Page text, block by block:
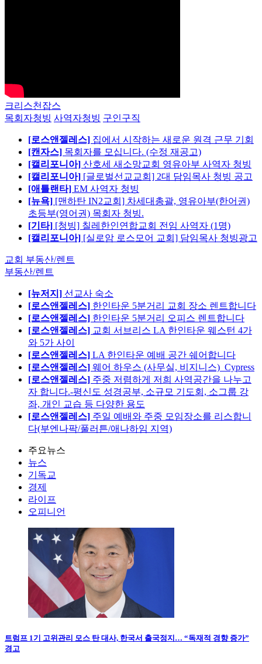
크리스천잡스
목회자청빙 사역자청빙 구인구직
[로스앤젤레스] 집에서 시작하는 새로운 원격 근무 기회
[캔자스] 목회자를 모십니다. (수정 재공고)
[캘리포니아] 산호세 새소망교회 영유아부 사역자 청빙
[캘리포니아] [글로벌선교교회] 2대 담임목사 청빙 공고
[애틀랜타] EM 사역자 청빙
[뉴욕] [맨하탄 IN2교회] 차세대총괄, 영유아부(한어권)
초등부(영어권) 목회자 청빙.
[기타] [청빙] 칠레한인연합교회 전임 사역자 (1명)
[캘리포니아] [실로암 로스모어 교회] 담임목사 청빙광고
교회 부동산/렌트
부동산/렌트
[뉴저지] 선교사 숙소
[로스앤젤레스] 한인타운 5분거리 교회 장소 렌트합니다
[로스앤젤레스] 한인타운 5분거리 오피스 렌트합니다
[로스앤젤레스] 교회 서브리스 LA 한인타운 웨스턴 4가
와 5가 사이
[로스앤젤레스] LA 한인타운 예배 공간 쉐어합니다
[로스앤젤레스] 웨어 하우스 (사무실, 비지니스)_Cypress
[로스앤젤레스] 주중 저렴하게 저희 사역공간을 나누고
자 합니다.-평신도 성경공부, 소규모 기도회, 소그룹 강
좌, 개인 교습 등 다양한 용도
[로스앤젤레스] 주일 예배와 주중 모임장소를 리스합니
다(부엔나팍/풀러튼/애나하임 지역)
주요뉴스
뉴스
기독교
경제
라이프
오피니언
트럼프 1기 고위관리 모스 탄 대사, 한국서 출국정지… “독재적 경향 증가”
경고